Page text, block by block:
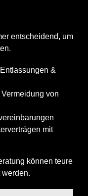
entscheidend, um
&
von
mit
können teure